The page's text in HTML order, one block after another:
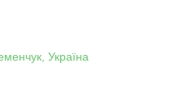
Україна